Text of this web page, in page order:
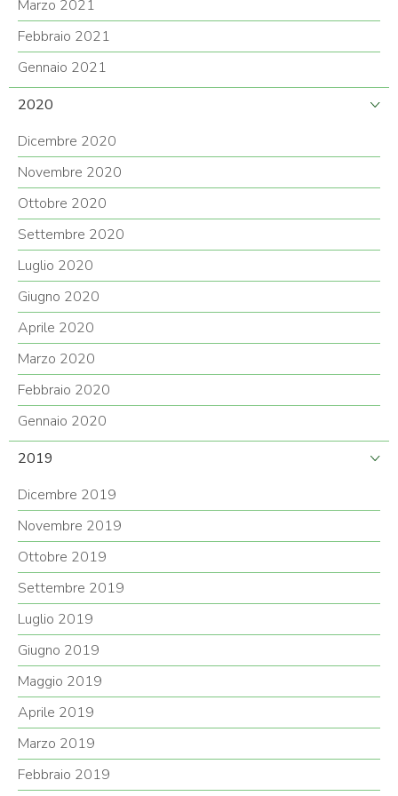
Marzo 2021
Febbraio 2021
Gennaio 2021
2020
Dicembre 2020
Novembre 2020
Ottobre 2020
Settembre 2020
Luglio 2020
Giugno 2020
Aprile 2020
Marzo 2020
Febbraio 2020
Gennaio 2020
2019
Dicembre 2019
Novembre 2019
Ottobre 2019
Settembre 2019
Luglio 2019
Giugno 2019
Maggio 2019
Aprile 2019
Marzo 2019
Febbraio 2019